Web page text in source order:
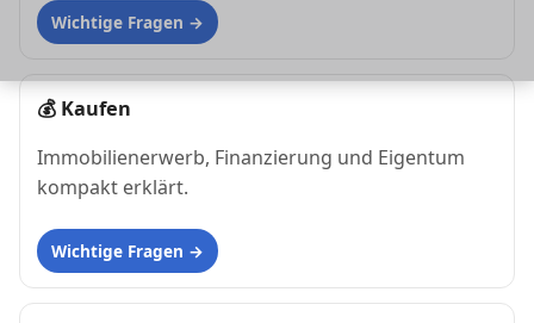
Wichtige Fragen
💰 Kaufen
Immobilienerwerb, Finanzierung und Eigentum
kompakt erklärt.
Wichtige Fragen